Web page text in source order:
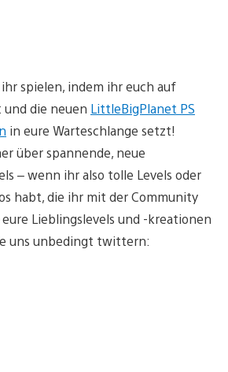
spielen, indem ihr euch auf
die neuen LittleBigPlanet PS
in eure Warteschlange setzt!
über spannende, neue
– wenn ihr also tolle Levels oder
habt, die ihr mit der Community
Lieblingslevels und -kreationen
uns unbedingt twittern: